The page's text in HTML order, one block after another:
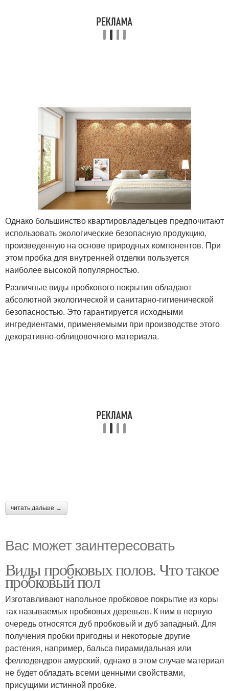
Однако большинство квартировладельцев предпочитают
использовать экологические безопасную продукцию,
произведенную на основе природных компонентов. При
этом пробка для внутренней отделки пользуется
наиболее высокой популярностью.
Различные виды пробкового покрытия обладают
абсолютной экологической и санитарно-гигиенической
безопасностью. Это гарантируется исходными
ингредиентами, применяемыми при производстве этого
декоративно-облицовочного материала.
читать дальше →
Вас может заинтересовать
Виды пробковых полов. Что такое
пробковый пол
Изготавливают напольное пробковое покрытие из коры
так называемых пробковых деревьев. К ним в первую
очередь относятся дуб пробковый и дуб западный. Для
получения пробки пригодны и некоторые другие
растения, например, бальса пирамидальная или
феллодендрон амурский, однако в этом случае материал
не будет обладать всеми ценными свойствами,
присущими истинной пробке.